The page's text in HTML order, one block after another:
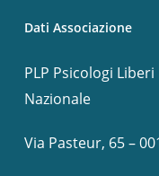
Dati Associazione
PLP Psicologi
Nazionale
Via Pasteur, 65 –